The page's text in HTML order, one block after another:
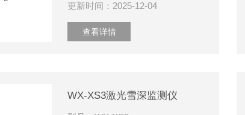
更新时间：2025-12-04
查看详情
WX-XS3激光雪深监测仪